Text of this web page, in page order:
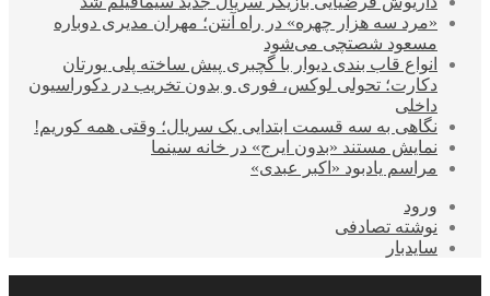
«مرد سه هزار چهره» در راه آنتن؛ مهران مدیری دوباره
مسعود شصتچی می‌شود
انواع قاب بندی دیوار با گچبری پیش ساخته پلی یورتان
دکارت؛ تحولی لوکس، فوری و بدون تخریب در دکوراسیون
داخلی
نگاهی به سه قسمت ابتدایی یک سریال؛ وقتی همه کوریم!
نمایش مستند «بدون ایرج» در خانه سینما
مراسم یادبود «اکبر عبدی»
ورود
نوشته تصادفی
سایدبار